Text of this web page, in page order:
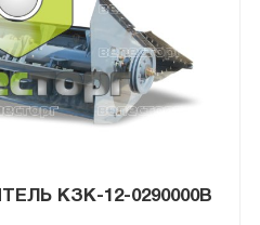
КЗК-12-0290000B